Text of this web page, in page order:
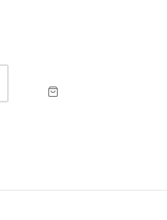
Este
múltiples
en